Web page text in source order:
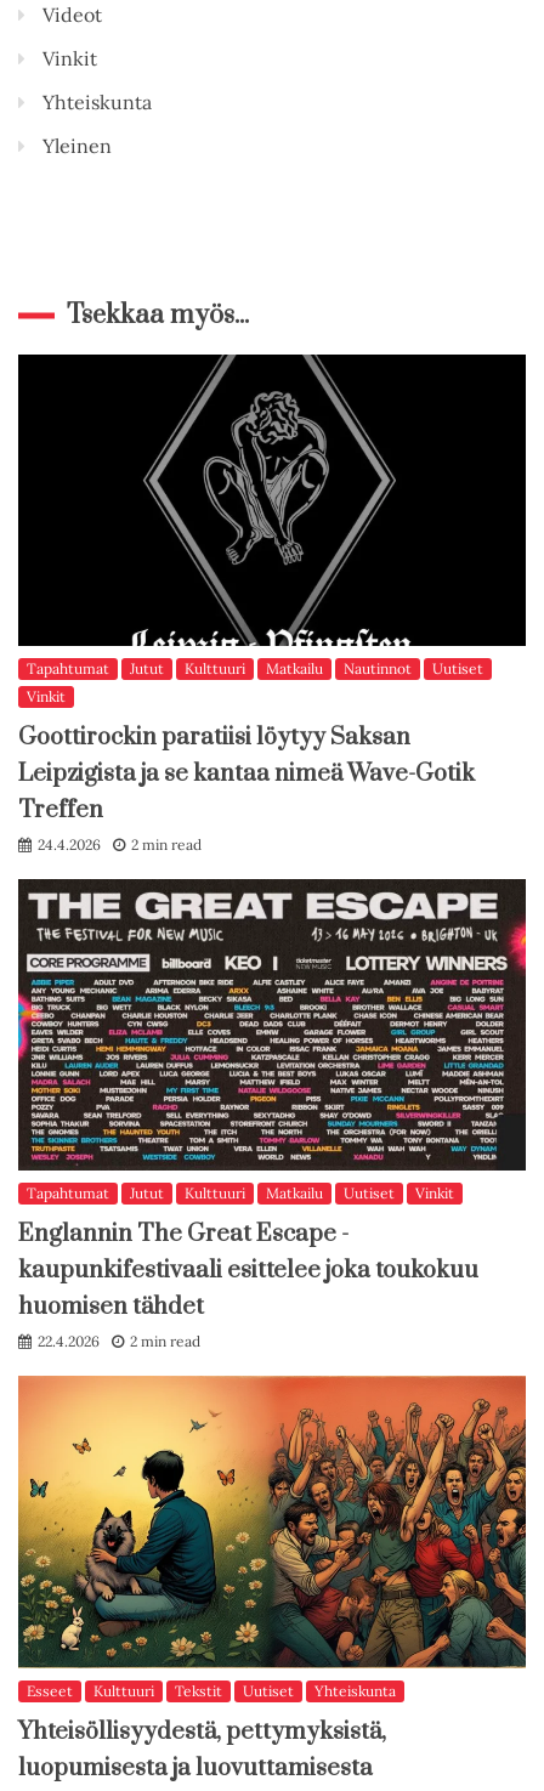
Videot
Vinkit
Yhteiskunta
Yleinen
Tsekkaa myös...
Tapahtumat Jutut Kulttuuri Matkailu Nautinnot
Uutiset
Vinkit
Goottirockin paratiisi löytyy Saksan
Leipzigista ja se kantaa nimeä Wave-Gotik
Treffen
24.4.2026 2 min read
Tapahtumat Jutut Kulttuuri Matkailu Uutiset Vinkit
Englannin The Great Escape -
kaupunkifestivaali esittelee joka toukokuu
huomisen tähdet
22.4.2026 2 min read
Esseet Kulttuuri Tekstit Uutiset Yhteiskunta
Yhteisöllisyydestä, pettymyksistä,
luopumisesta ja luovuttamisesta